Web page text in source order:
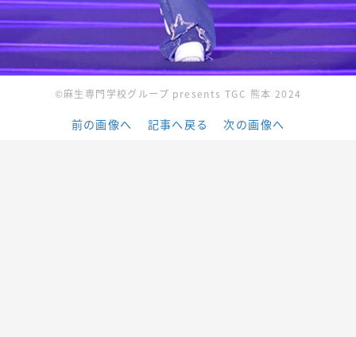
©麻生専門学校グループ presents TGC 熊本 2024
前の画像へ 記事へ戻る 次の画像へ